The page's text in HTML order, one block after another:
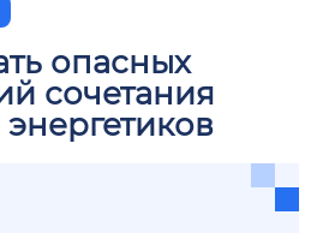
опасных
сочетания